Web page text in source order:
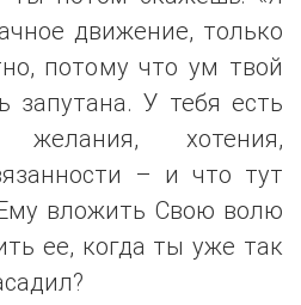
движение, только
потому что ум твой
запутана. У тебя есть
хотения,
– и что тут
вложить Свою волю
ее, когда ты уже так